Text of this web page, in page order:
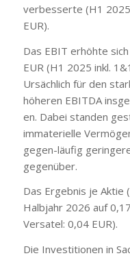
verbesserte (H1
EUR).
Das EBIT erhöhte
EUR (H1 2025 inkl.
Ursächlich für den
höheren EBITDA
en. Dabei standen
immaterielle
gegen-läufig
gegenüber.
Das Ergebnis je Aktie
Halbjahr 2026 auf
Versatel: 0,04 EUR).
Die Investitionen in